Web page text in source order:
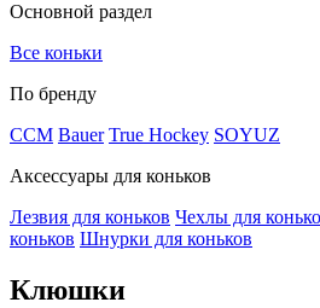
Основной раздел
Все коньки
По бренду
ССМ Bauer True Hockey SOYUZ
Аксессуары для коньков
Лезвия для коньков Чехлы для
коньков Шнурки для коньков
Клюшки